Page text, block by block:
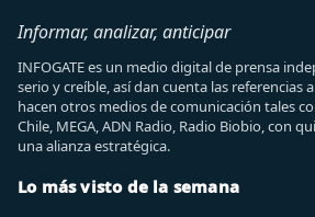
Informar, analizar, anticipar
INFOGATE es un medio digital de prensa
serio y creíble, así dan cuenta las referencias
hacen otros medios de comunicación tales
Chile, MEGA, ADN Radio, Radio Biobio, con
una alianza estratégica.
Lo más visto de la semana